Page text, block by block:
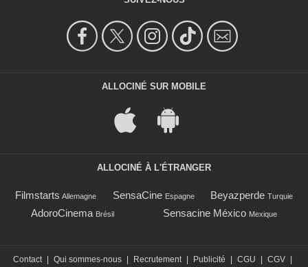
ALLOCINÉ SUR MOBILE
ALLOCINÉ À L'ÉTRANGER
Filmstarts Allemagne SensaCine Espagne Beyazperde Turquie
AdoroCinema Brésil Sensacine México Mexique
Contact | Qui sommes-nous | Recrutement | Publicité | CGU | CGV |